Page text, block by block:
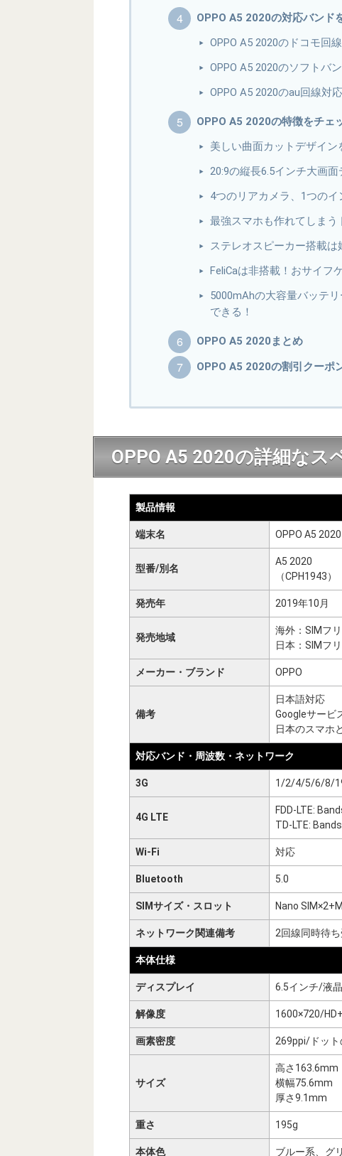
OPPO A5 2020の対応バンド
OPPO A5 2020のドコモ回
OPPO A5 2020のソフトバ
OPPO A5 2020のau回線対
OPPO A5 2020の特徴をチェ
美しい曲面カットデザイン
20:9の縦長6.5インチ大画
4つのリアカメラ、1つのイ
最強スマホも作れてしま
ステレオスピーカー搭載は
FeliCaは非搭載！おサイフ
5000mAhの大容量バッテ
できる！
OPPO A5 2020まとめ
OPPO A5 2020の割引クーポ
OPPO A5 2020の詳細なス
製品情報
端末名 OPPO A5 2020
型番/別名
A5 2020
（CPH1943）
発売年 2019年10月
発売地域
海外：SIMフ
日本：SIMフ
メーカー・ブランド OPPO
備考
日本語対応
Googleサービ
日本のスマホ
対応バンド・周波数・ネットワーク
3G 1/2/4/5/6/8/
4G LTE
FDD-LTE:
TD-LTE:
Wi-Fi 対応
Bluetooth 5.0
SIMサイズ・スロット Nano
ネットワーク関連備考 2回線同時待
本体仕様
ディスプレイ 6.5インチ/液
解像度 1600×720/
画素密度 269ppi/ドット
サイズ
高さ163.6mm
横幅75.6mm
厚さ9.1mm
重さ 195g
本体色 ブルー系、グ